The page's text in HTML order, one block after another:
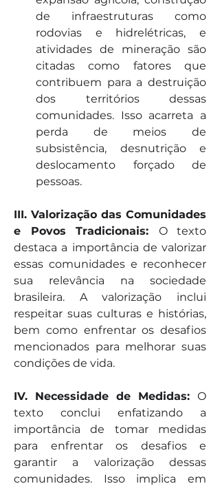
de infraestruturas como
rodovias e hidrelétricas, e
atividades de mineração são
citadas como fatores que
contribuem para a destruição
dos territórios dessas
comunidades. Isso acarreta a
perda de meios de
subsistência, desnutrição e
deslocamento forçado de
pessoas.
III. Valorização das Comunidades
e Povos Tradicionais: O texto
destaca a importância de valorizar
essas comunidades e reconhecer
sua relevância na sociedade
brasileira. A valorização inclui
respeitar suas culturas e histórias,
bem como enfrentar os desafios
mencionados para melhorar suas
condições de vida.
IV. Necessidade de Medidas: O
texto conclui enfatizando a
importância de tomar medidas
para enfrentar os desafios e
garantir a valorização dessas
comunidades. Isso implica em